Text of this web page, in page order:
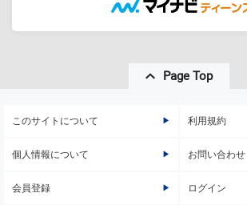
Page Top
このサイトについて 利用規約
個人情報について お問い合わせ
会員登録 ログイン